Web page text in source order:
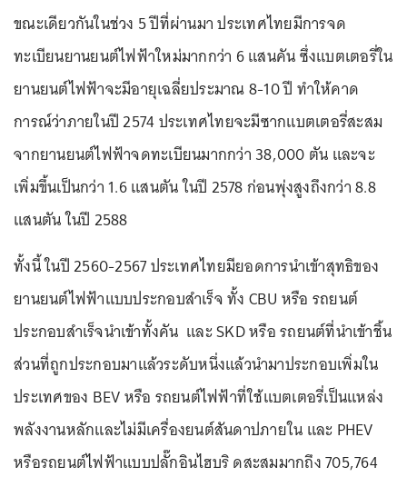
ขณะเดียวกันในช่วง 5 ปีที่ผ่านมา ประเทศไทยมีการจด
ทะเบียนยานยนต์ไฟฟ้าใหม่มากกว่า 6 แสนคัน ซึ่งแบตเตอรี่ใน
ยานยนต์ไฟฟ้าจะมีอายุเฉลี่ยประมาณ 8-10 ปี ทำให้คาด
การณ์ว่าภายในปี 2574 ประเทศไทยจะมีซากแบตเตอรี่สะสม
จากยานยนต์ไฟฟ้าจดทะเบียนมากกว่า 38,000 ตัน และจะ
เพิ่มขึ้นเป็นกว่า 1.6 แสนตัน ในปี 2578 ก่อนพุ่งสูงถึงกว่า 8.8
แสนตัน ในปี 2588
ทั้งนี้ ในปี 2560-2567 ประเทศไทยมียอดการนำเข้าสุทธิของ
ยานยนต์ไฟฟ้าแบบประกอบสำเร็จ ทั้ง CBU หรือ รถยนต์
ประกอบสำเร็จนำเข้าทั้งคัน และ SKD หรือ รถยนต์ที่นำเข้าชิ้น
ส่วนที่ถูกประกอบมาแล้วระดับหนึ่งแล้วนำมาประกอบเพิ่มใน
ประเทศของ BEV หรือ รถยนต์ไฟฟ้าที่ใช้แบตเตอรี่เป็นแหล่ง
พลังงานหลักและไม่มีเครื่องยนต์สันดาปภายใน และ PHEV
หรือรถยนต์ไฟฟ้าแบบปลั๊กอินไฮบริ ดสะสมมากถึง 705,764